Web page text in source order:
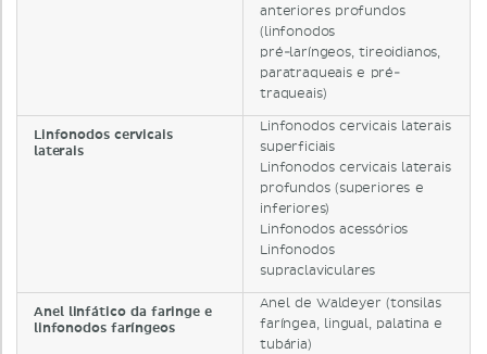
anteriores profundos
(linfonodos
pré-laríngeos, tireoidianos,
paratraqueais e pré-
traqueais)
Linfonodos cervicais
laterais
Linfonodos cervicais laterais
superficiais
Linfonodos cervicais laterais
profundos (superiores e
inferiores)
Linfonodos acessórios
Linfonodos
supraclaviculares
Anel linfático da faringe e
linfonodos faríngeos
Anel de Waldeyer (tonsilas
faríngea, lingual, palatina e
tubária)